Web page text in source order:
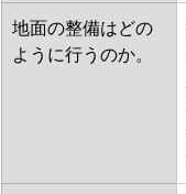
地面の整備はどの
ように行うのか。